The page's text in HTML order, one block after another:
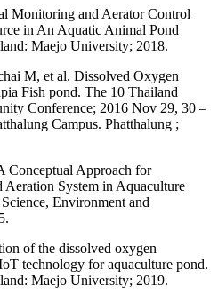
Monitoring and Aerator Control
in An Aquatic Animal Pond
Maejo University; 2018.
M, et al. Dissolved Oxygen
Fish pond. The 10 Thailand
Conference; 2016 Nov 29, 30 –
Campus. Phatthalung ;
Conceptual Approach for
System in Aquaculture
Environment and
of the dissolved oxygen
technology for aquaculture pond.
Maejo University; 2019.